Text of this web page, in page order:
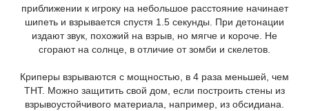
приближении к игроку на небольшое расстояние начинает
шипеть и взрывается спустя 1.5 секунды. При детонации
издают звук, похожий на взрыв, но мягче и короче. Не
сгорают на солнце, в отличие от зомби и скелетов.
Криперы взрываются с мощностью, в 4 раза меньшей, чем
ТНТ. Можно защитить свой дом, если построить стены из
взрывоустойчивого материала, например, из обсидиана.